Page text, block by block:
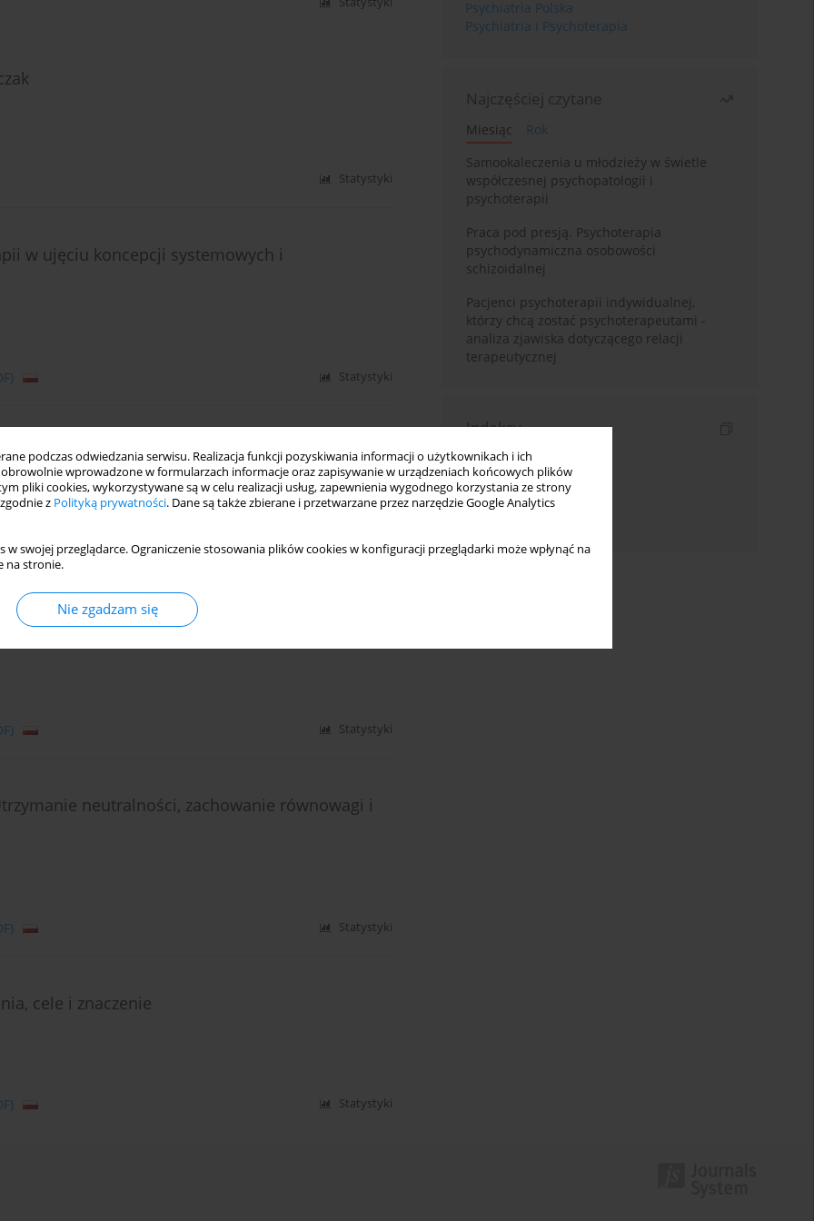
podczas odwiedzania serwisu. Realizacja funkcji pozyskiwania informacji o użytkownikach i ich
wprowadzone w formularzach informacje oraz zapisywanie w urządzeniach końcowych plików
pliki cookies, wykorzystywane są w celu realizacji usług, zapewnienia wygodnego korzystania ze strony
z Polityką prywatności. Dane są także zbierane i przetwarzane przez narzędzie Google Analytics
w swojej przeglądarce. Ograniczenie stosowania plików cookies w konfiguracji przeglądarki może wpłynąć na
na stronie.
Nie zgadzam się
Statystyki
w ujęciu koncepcji systemowych i
Statystyki
w terapii rodzin i par
Statystyki
więzi
Statystyki
neutralności, zachowanie równowagi i
Statystyki
cele i znaczenie
Statystyki
Psychiatria Polska
Psychiatria i Psychoterapia
Najczęściej czytane
Miesiąc
Rok
Samookaleczenia u młodzieży w świetle
współczesnej psychopatologii i
psychoterapii
Praca pod presją. Psychoterapia
psychodynamiczna osobowości
schizoidalnej
Pacjenci psychoterapii indywidualnej,
którzy chcą zostać psychoterapeutami -
analiza zjawiska dotyczącego relacji
terapeutycznej
Indeksy
Indeks słów kluczowych
Indeks dziedzin